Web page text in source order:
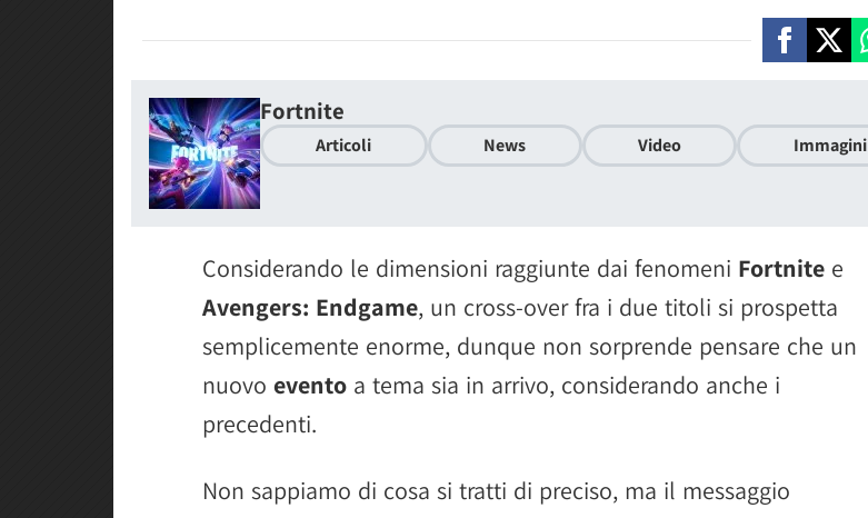
Fortnite
Articoli News Video Immagini
Considerando le dimensioni raggiunte dai fenomeni Fortnite e
Avengers: Endgame, un cross-over fra i due titoli si prospetta
semplicemente enorme, dunque non sorprende pensare che un
nuovo evento a tema sia in arrivo, considerando anche i
precedenti.
Non sappiamo di cosa si tratti di preciso, ma il messaggio